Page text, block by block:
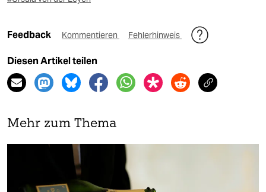
Feedback Kommentieren Fehlerhinweis
Diesen Artikel teilen
Mehr zum Thema